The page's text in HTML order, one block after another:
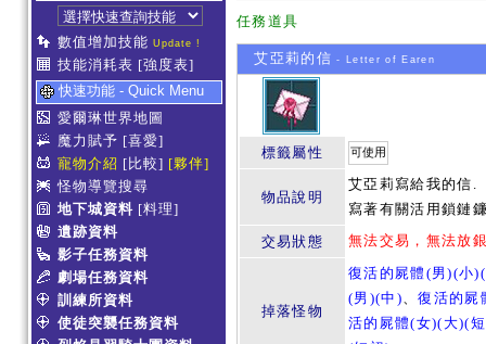
數值增加技能 Update !
技能消耗表 [強度表]
快速功能 - Quick Menu
愛爾琳世界地圖
魔力賦予 [喜愛]
寵物介紹 [比較] [夥伴]
怪物導覽搜尋
地下城資料 [料理]
遺跡資料
影子任務資料
劇場任務資料
訓練所資料
使徒突襲任務資料
任務道具
艾亞莉的信 - Letter of Earen
標籤屬性 可使用
物品說明
艾亞莉寫給我的信.
寫著有關活用鎖鏈
交易狀態
無法交易，無法放
掉落怪物
復活的屍體(男)(小
(男)(中)、復活的屍
活的屍體(女)(大)(